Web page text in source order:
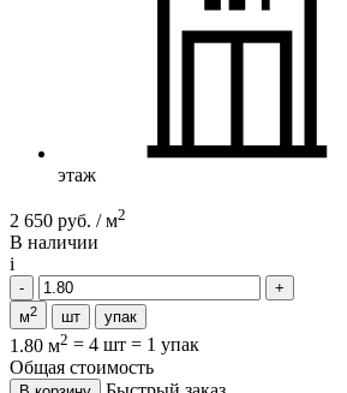
этаж
2 650 руб. / м2
В наличии
i
м2 шт упак
1.80 м2 = 4 шт = 1 упак
Общая стоимость